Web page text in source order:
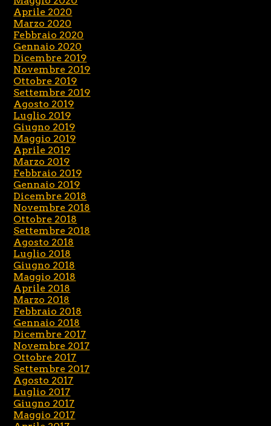
Aprile 2020
Marzo 2020
Febbraio 2020
Gennaio 2020
Dicembre 2019
Novembre 2019
Ottobre 2019
Settembre 2019
Agosto 2019
Luglio 2019
Giugno 2019
Maggio 2019
Aprile 2019
Marzo 2019
Febbraio 2019
Gennaio 2019
Dicembre 2018
Novembre 2018
Ottobre 2018
Settembre 2018
Agosto 2018
Luglio 2018
Giugno 2018
Maggio 2018
Aprile 2018
Marzo 2018
Febbraio 2018
Gennaio 2018
Dicembre 2017
Novembre 2017
Ottobre 2017
Settembre 2017
Agosto 2017
Luglio 2017
Giugno 2017
Maggio 2017